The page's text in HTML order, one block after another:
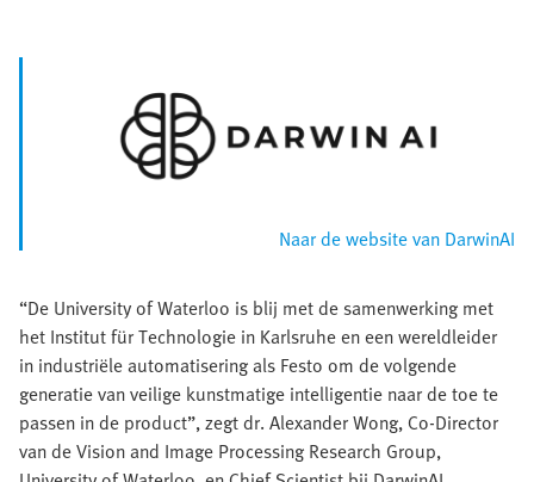
Naar de website van DarwinAI
“De University of Waterloo is blij met de samenwerking met
het Institut für Technologie in Karlsruhe en een wereldleider
in industriële automatisering als Festo om de volgende
generatie van veilige kunstmatige intelligentie naar de toe te
passen in de product”, zegt dr. Alexander Wong, Co-Director
van de Vision and Image Processing Research Group,